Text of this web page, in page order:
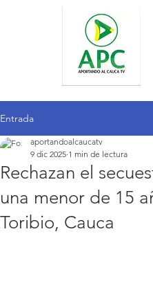
Entrada
Rechazan el
una menor de 15
Toribio, Cauca
aportandoalcaucatv
9 dic 2025 1 min de lectura